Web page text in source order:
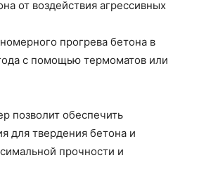
от воздействия агрессивных
прогрева бетона в
с помощью термоматов или
позволит обеспечить
для твердения бетона и
прочности и